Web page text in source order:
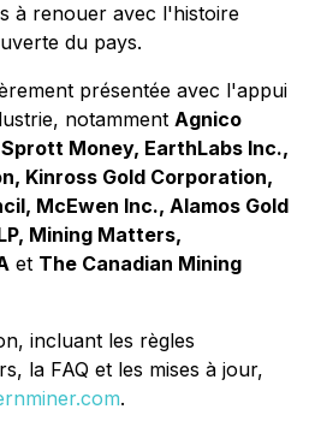
à renouer avec l'histoire
du pays.
présentée avec l'appui
notamment Agnico
Money, EarthLabs Inc.,
Kinross Gold Corporation,
McEwen Inc., Alamos Gold
Mining Matters,
et The Canadian Mining
incluant les règles
la FAQ et les mises à jour,
.